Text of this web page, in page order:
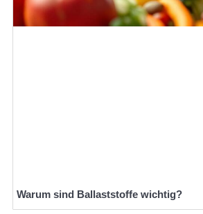
Warum sind Ballaststoffe wichtig?